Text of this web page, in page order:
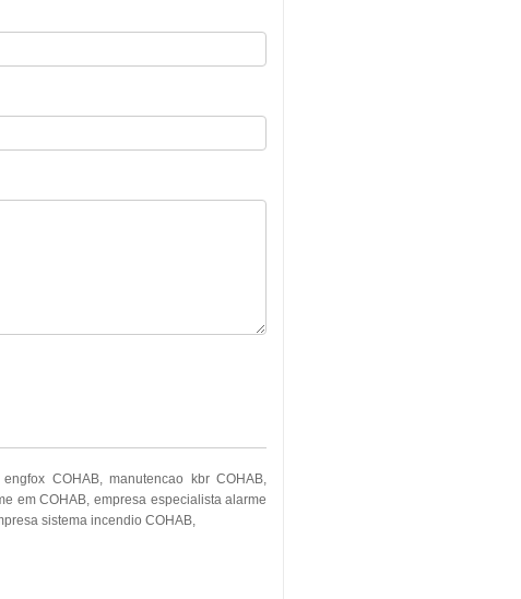
COHAB, manutencao kbr COHAB,
em COHAB, empresa especialista alarme
sistema incendio COHAB,